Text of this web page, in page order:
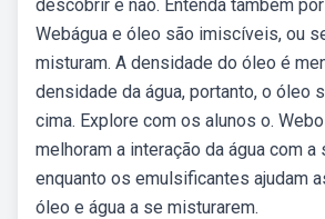
descobrir e não. Entenda também
Webágua e óleo são imiscíveis, ou
misturam. A densidade do óleo é
densidade da água, portanto, o óleo
cima. Explore com os alunos o.
melhoram a interação da água com a
enquanto os emulsificantes ajudam
óleo e água a se misturarem.